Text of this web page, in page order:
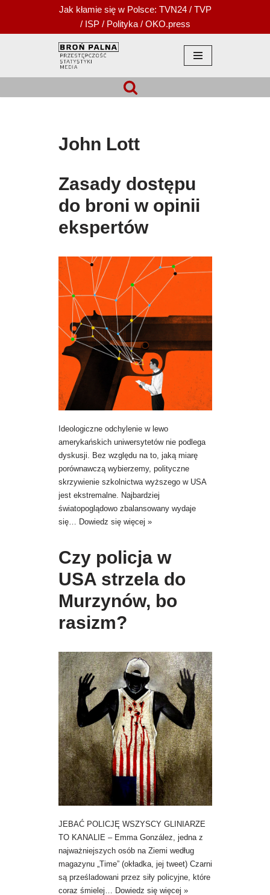
Przejdź
Jak kłamie się w Polsce: TVN24/ TVP
/ ISP/ Polityka/ OKO.press
John Lott
Zasady dostępu
do broni w opinii
ekspertów
Ideologiczne odchylenie w lewo
amerykańskich uniwersytetów nie podlega
dyskusji. Bez względu na to, jaką miarę
porównawczą wybierzemy, polityczne
skrzywienie szkolnictwa wyższego w USA
jest ekstremalne. Najbardziej
światopoglądowo zbalansowany wydaje
się…
Dowiedz się więcej »
Czy policja w
USA strzela do
Murzynów, bo
rasizm?
JEBAĆ POLICJĘ WSZYSCY GLINIARZE
TO KANALIE – Emma González, jedna z
najważniejszych osób na Ziemi według
magazynu „Time” (okładka, jej tweet) Czarni
są prześladowani przez siły policyjne, które
coraz śmielej…
Dowiedz się więcej »